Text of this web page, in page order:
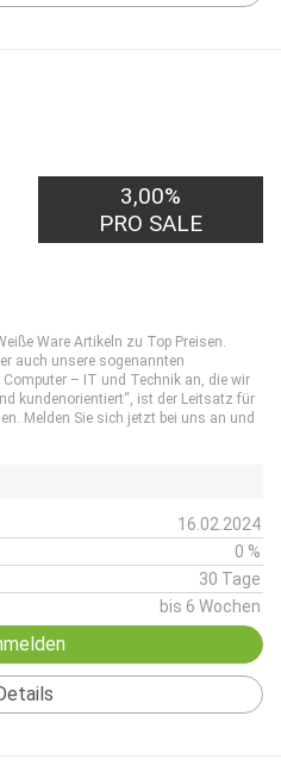
3,00%
PRO SALE
Ware Artikeln zu Top Preisen.
auch unsere sogenannten
– IT und Technik an, die wir
kundenorientiert“, ist der Leitsatz für
Melden Sie sich jetzt bei uns an und
16.02.2024
0 %
30 Tage
bis 6 Wochen